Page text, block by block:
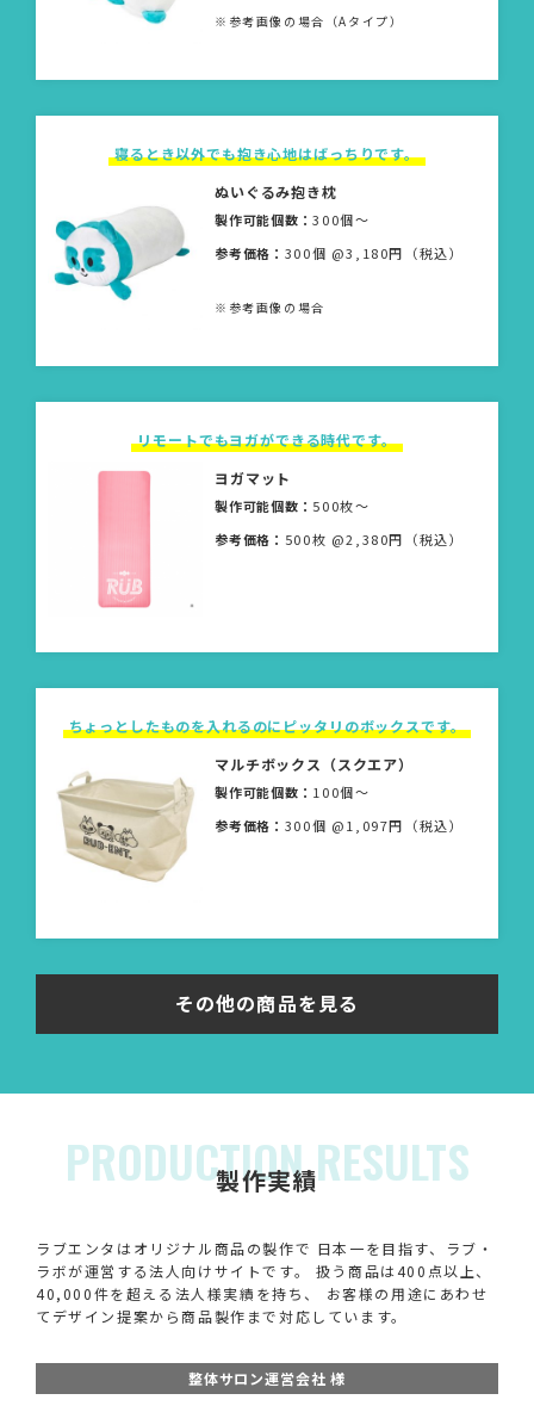
※参考画像の場合（Aタイプ）
寝るとき以外でも抱き心地はばっちりです。
ぬいぐるみ抱き枕
製作可能個数：300個〜
参考価格： 300個 @3,180円（税込）
※参考画像の場合
リモートでもヨガができる時代です。
ヨガマット
製作可能個数： 500枚〜
参考価格： 500枚 @2,380円（税込）
ちょっとしたものを入れるのにピッタリのボックスです。
マルチボックス（スクエア）
製作可能個数： 100個〜
参考価格： 300個 @1,097円（税込）
その他の商品を見る
PRODUCTION RESULTS
製作実績
ラブエンタはオリジナル商品の製作で 日本一を目指す、ラブ・
ラボが運営する法人向けサイトです。 扱う商品は400点以上、
40,000件を超える法人様実績を持ち、 お客様の用途にあわせ
てデザイン提案から商品製作まで対応しています。
整体サロン運営会社 様